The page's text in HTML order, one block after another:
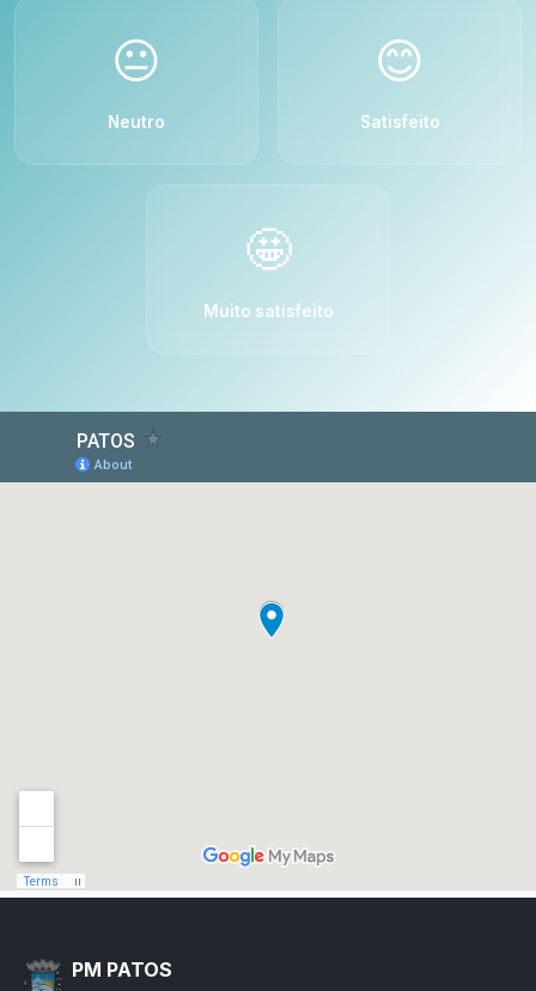
😐
Neutro
😊
Satisfeito
🤩
Muito satisfeito
PM PATOS